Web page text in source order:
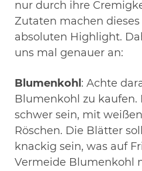
nur durch ihre
Zutaten machen
absoluten Highlight.
uns mal genauer an:
Blumenkohl : Achte
Blumenkohl zu kaufen.
schwer sein, mit
Röschen. Die Blätter
knackig sein, was auf
Vermeide Blumenkohl